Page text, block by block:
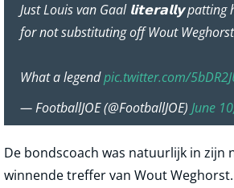
Just Louis van Gaal 𝗹𝗶𝘁𝗲𝗿𝗮𝗹𝗹𝘆
for not substituting off Wout
What a legendpic.twitter.com/
— FootballJOE (@FootballJOE) June
De bondscoach was natuurlijk in zijn
winnende treffer van Wout